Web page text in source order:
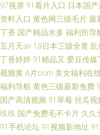
97视屏 91看片入口 日本国
资料入口 黄色网三级毛片 最
丁香 国产精品水多 福利所导
五月天av 18日本三级全黄 乱
丁香婷婷 91精品又 爱豆传媒
视频黄 A片com 美女福利在
福利导航 黄色三级最新免费
国产高清视频 91草莓 丝瓜视
玖玖 国产免费毛不卡片 久久
91手机论坛 91视频新地址